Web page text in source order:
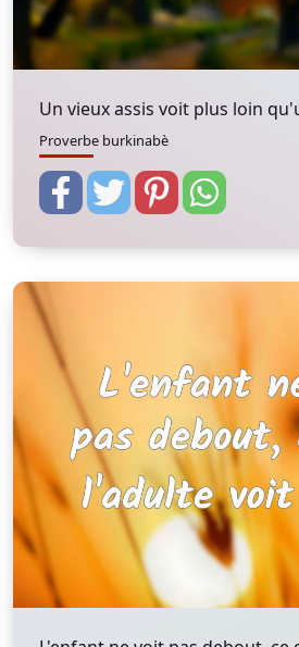
Un vieux assis voit plus loin
Proverbe burkinabè